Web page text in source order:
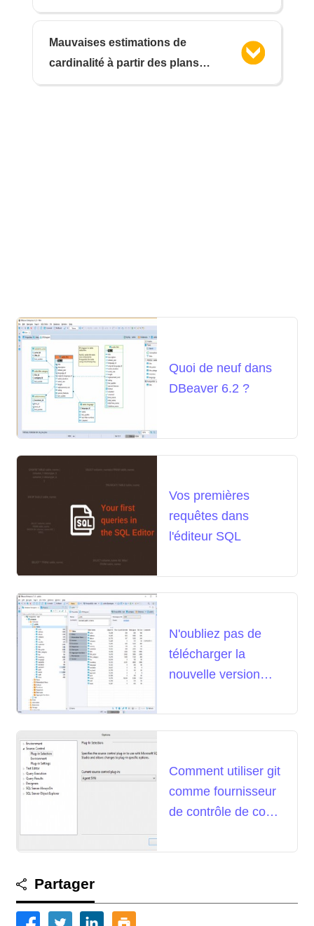
Mauvaises estimations de
cardinalité à partir des plans
SSMS – redux
Quoi de neuf dans
DBeaver 6.2 ?
Vos premières
requêtes dans
l'éditeur SQL
N'oubliez pas de
télécharger la
nouvelle version
Comment utiliser git
comme fournisseur
de contrôle de code
Server Management
Partager